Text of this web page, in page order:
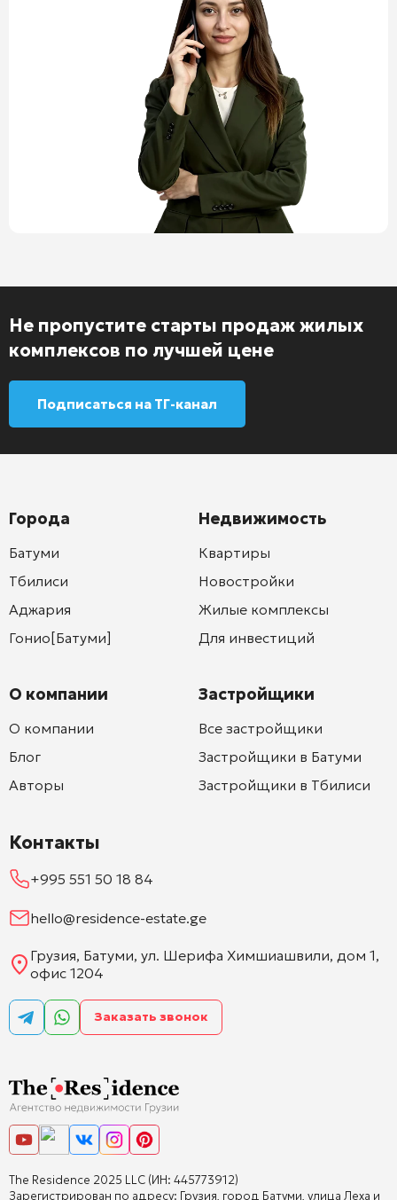
Не пропустите старты продаж жилых
комплексов по лучшей цене
Подписаться на ТГ-канал
The Residence 2025 LLC (ИН: 445773912)
Зарегистрирован по адресу: Грузия, город Батуми, улица Леха и
Города
Батуми
Тбилиси
Аджария
Гонио[Батуми]
О компании
О компании
Блог
Авторы
Недвижимость
Квартиры
Новостройки
Жилые комплексы
Для инвестиций
Застройщики
Все застройщики
Застройщики в Батуми
Застройщики в Тбилиси
Контакты
+995 551 50 18 84
hello@residence-estate.ge
Грузия, Батуми, ул. Шерифа Химшиашвили, дом 1,
офис 1204
Заказать звонок